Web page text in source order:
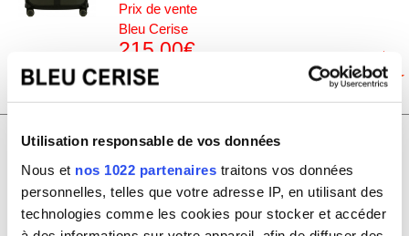
Utilisation responsable de vos données
Nous et nos 1022 partenaires traitons vos données
personnelles, telles que votre adresse IP, en utilisant des
technologies comme les cookies pour stocker et accéder
Prix de vente
Bleu Cerise
215.00€
Valise cabine rigide Samsonite Lite-
Prix de vente conseillé
469.00€